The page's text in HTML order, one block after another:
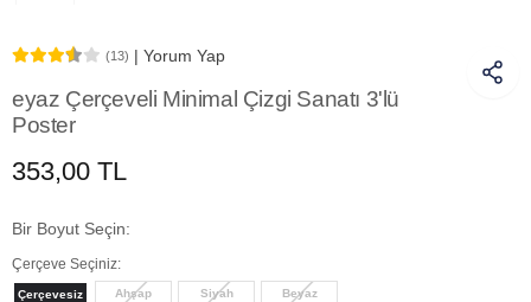
(13) | Yorum Yap
eyaz Çerçeveli Minimal Çizgi Sanatı 3'lü
Poster
353,00 TL
Bir Boyut Seçin:
Çerçeve Seçiniz:
Çerçevesiz Ahşap Siyah Beyaz